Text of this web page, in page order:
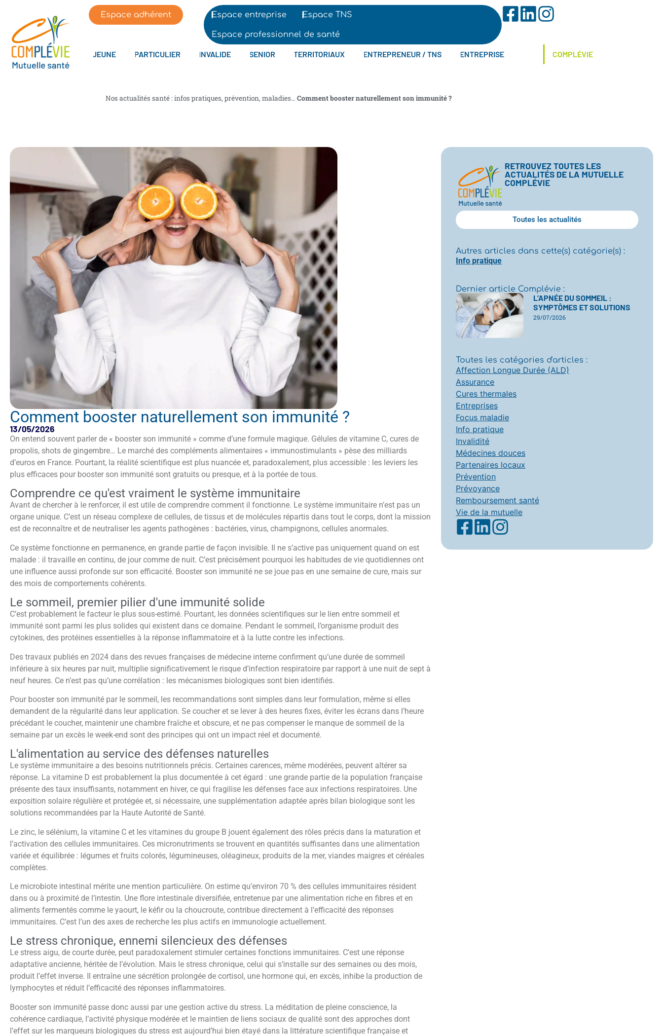
Espace adhérent Espace entreprise Espace TNS
Espace professionnel de santé
JEUNE PARTICULIER INVALIDE SENIOR TERRITORIAUX ENTREPRENEUR / TNS ENTREPRISE COMPLÉVIE
Nos actualités santé : infos pratiques, prévention, maladies… Comment booster naturellement son immunité ?
Comment booster naturellement son immunité ?
13/05/2026
On entend souvent parler de « booster son immunité » comme d’une formule magique. Gélules de vitamine C, cures de
propolis, shots de gingembre… Le marché des compléments alimentaires « immunostimulants » pèse des milliards
d’euros en France. Pourtant, la réalité scientifique est plus nuancée et, paradoxalement, plus accessible : les leviers les
plus efficaces pour booster son immunité sont gratuits ou presque, et à la portée de tous.
Comprendre ce qu'est vraiment le système immunitaire
Avant de chercher à le renforcer, il est utile de comprendre comment il fonctionne. Le système immunitaire n’est pas un
organe unique. C’est un réseau complexe de cellules, de tissus et de molécules répartis dans tout le corps, dont la mission
est de reconnaître et de neutraliser les agents pathogènes : bactéries, virus, champignons, cellules anormales.
Ce système fonctionne en permanence, en grande partie de façon invisible. Il ne s’active pas uniquement quand on est
malade : il travaille en continu, de jour comme de nuit. C’est précisément pourquoi les habitudes de vie quotidiennes ont
une influence aussi profonde sur son efficacité. Booster son immunité ne se joue pas en une semaine de cure, mais sur
des mois de comportements cohérents.
Le sommeil, premier pilier d'une immunité solide
C’est probablement le facteur le plus sous-estimé. Pourtant, les données scientifiques sur le lien entre sommeil et
immunité sont parmi les plus solides qui existent dans ce domaine. Pendant le sommeil, l’organisme produit des
cytokines, des protéines essentielles à la réponse inflammatoire et à la lutte contre les infections.
Des travaux publiés en 2024 dans des revues françaises de médecine interne confirment qu’une durée de sommeil
inférieure à six heures par nuit, multiplie significativement le risque d’infection respiratoire par rapport à une nuit de sept à
neuf heures. Ce n’est pas qu’une corrélation : les mécanismes biologiques sont bien identifiés.
Pour booster son immunité par le sommeil, les recommandations sont simples dans leur formulation, même si elles
demandent de la régularité dans leur application. Se coucher et se lever à des heures fixes, éviter les écrans dans l’heure
précédant le coucher, maintenir une chambre fraîche et obscure, et ne pas compenser le manque de sommeil de la
semaine par un excès le week-end sont des principes qui ont un impact réel et documenté.
L'alimentation au service des défenses naturelles
Le système immunitaire a des besoins nutritionnels précis. Certaines carences, même modérées, peuvent altérer sa
réponse. La vitamine D est probablement la plus documentée à cet égard : une grande partie de la population française
présente des taux insuffisants, notamment en hiver, ce qui fragilise les défenses face aux infections respiratoires. Une
exposition solaire régulière et protégée et, si nécessaire, une supplémentation adaptée après bilan biologique sont les
solutions recommandées par la Haute Autorité de Santé.
Le zinc, le sélénium, la vitamine C et les vitamines du groupe B jouent également des rôles précis dans la maturation et
l’activation des cellules immunitaires. Ces micronutriments se trouvent en quantités suffisantes dans une alimentation
variée et équilibrée : légumes et fruits colorés, légumineuses, oléagineux, produits de la mer, viandes maigres et céréales
complètes.
Le microbiote intestinal mérite une mention particulière. On estime qu’environ 70 % des cellules immunitaires résident
dans ou à proximité de l’intestin. Une flore intestinale diversifiée, entretenue par une alimentation riche en fibres et en
aliments fermentés comme le yaourt, le kéfir ou la choucroute, contribue directement à l’efficacité des réponses
immunitaires. C’est l’un des axes de recherche les plus actifs en immunologie actuellement.
Le stress chronique, ennemi silencieux des défenses
Le stress aigu, de courte durée, peut paradoxalement stimuler certaines fonctions immunitaires. C’est une réponse
adaptative ancienne, héritée de l’évolution. Mais le stress chronique, celui qui s’installe sur des semaines ou des mois,
produit l’effet inverse. Il entraîne une sécrétion prolongée de cortisol, une hormone qui, en excès, inhibe la production de
lymphocytes et réduit l’efficacité des réponses inflammatoires.
Booster son immunité passe donc aussi par une gestion active du stress. La méditation de pleine conscience, la
cohérence cardiaque, l’activité physique modérée et le maintien de liens sociaux de qualité sont des approches dont
l’effet sur les marqueurs biologiques du stress est aujourd’hui bien étayé dans la littérature scientifique française et
RETROUVEZ TOUTES LES
ACTUALITÉS DE LA MUTUELLE
COMPLÉVIE
Toutes les actualités
Autres articles dans cette(s) catégorie(s) :
Info pratique
Dernier article Complévie :
L’APNÉE DU SOMMEIL :
SYMPTÔMES ET SOLUTIONS
29/07/2026
Toutes les catégories d'articles :
Affection Longue Durée (ALD)
Assurance
Cures thermales
Entreprises
Focus maladie
Info pratique
Invalidité
Médecines douces
Partenaires locaux
Prévention
Prévoyance
Remboursement santé
Vie de la mutuelle